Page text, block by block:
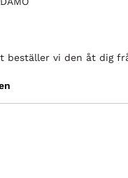
vi den åt dig